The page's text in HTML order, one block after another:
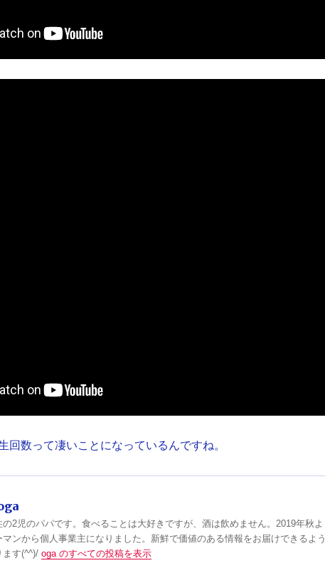
回数って凄いことになっているんですね。
2児のパパです。食べることは大好きですが、酒は飲めません。2019年秋よ
ンから個人事業主になりました。新鮮で価値のある情報をお届けできるよう
ます(^^)/ oga のすべての投稿を表示